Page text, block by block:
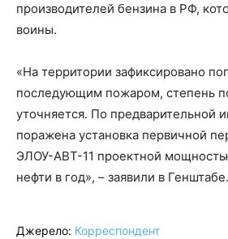
производителей бензина в РФ,
воины.
«На территории зафиксировано
последующим пожаром, степень
уточняется. По предварительной
поражена установка первичной
ЭЛОУ-АВТ-11 проектной
нефти в год», – заявили в Генштабе.
Джерело: Корреспондент